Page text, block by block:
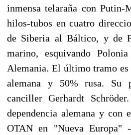
inmensa telaraña con Putin-
hilos-tubos en cuatro
de Siberia al Báltico, y de
marino, esquivando
Alemania. El último tramo es
alemana y 50% rusa. Su
canciller Gerhardt
dependencia alemana y con
OTAN en "Nueva Europa"